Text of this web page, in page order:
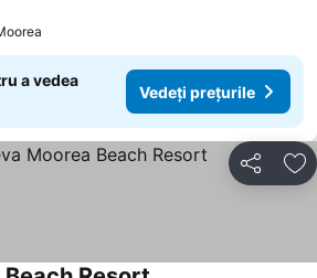
a vedea
Vedeți prețurile
Distribuiți